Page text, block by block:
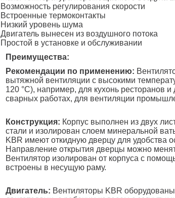
Возможность регулирования скорости
Встроенные термоконтакты
Низкий уровень шума
Двигатель вынесен из воздушного потока
Простой в установке и обслуживании
Преимущества:
Рекомендации по применению:
вытяжной вентиляции с высокими
120 °C), например, для кухонь ресторанов и
сварных работах, для вентиляции
Конструкция: Корпус выполнен из двух
стали и изолирован слоем минеральной
KBR имеют откидную дверцу для удобства
Направление открытия дверцы можно
Вентилятор изолирован от корпуса с
встроены в несущую раму.
Двигатель: Вентиляторы KBR